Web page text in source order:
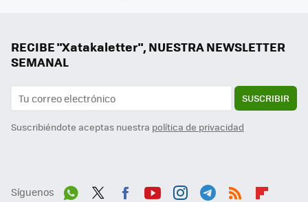
RECIBE "Xatakaletter", NUESTRA NEWSLETTER
SEMANAL
SUSCRIBIR
Suscribiéndote aceptas nuestra política de privacidad
Síguenos